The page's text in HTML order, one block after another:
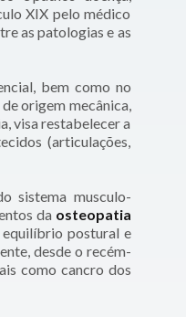
XIX pelo médico
as patologias e as
bem como no
origem mecânica,
visa restabelecer a
(articulações,
sistema musculo-
da osteopatia
equilíbrio postural e
desde o recém-
como cancro dos